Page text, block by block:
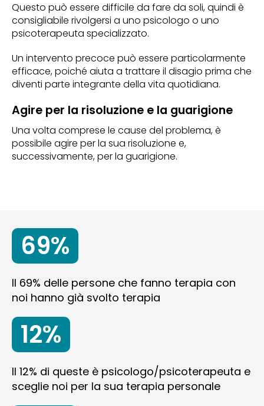
Questo può essere difficile da fare da soli, quindi è
consigliabile rivolgersi a uno psicologo o uno
psicoterapeuta specializzato.
Un intervento precoce può essere particolarmente
efficace, poiché aiuta a trattare il disagio prima che
diventi parte integrante della vita quotidiana.
Agire per la risoluzione e la guarigione
Una volta comprese le cause del problema, è
possibile agire per la sua risoluzione e,
successivamente, per la guarigione.
69%
Il 69% delle persone che fanno terapia con
noi hanno già svolto terapia
12%
Il 12% di queste è psicologo/psicoterapeuta e
sceglie noi per la sua terapia personale